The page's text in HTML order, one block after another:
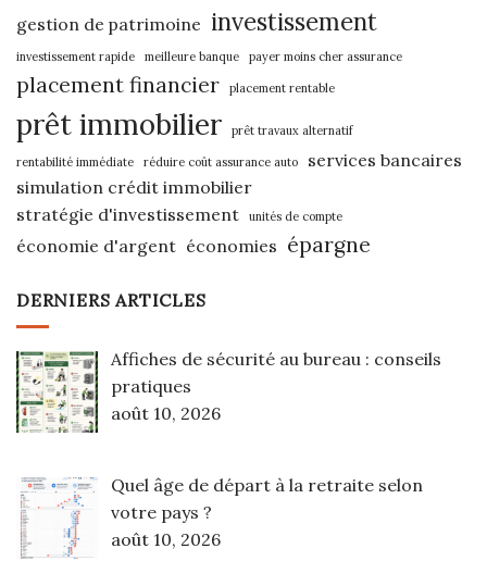
gestion de patrimoine investissement
investissement rapide meilleure banque payer moins cher assurance
placement financier placement rentable
prêt immobilier prêt travaux alternatif
rentabilité immédiate réduire coût assurance auto
services bancaires
simulation crédit immobilier
stratégie d'investissement
unités de compte
économie d'argent économies épargne
DERNIERS ARTICLES
Affiches de sécurité au bureau : conseils
pratiques
août 10, 2026
Quel âge de départ à la retraite selon
votre pays ?
août 10, 2026